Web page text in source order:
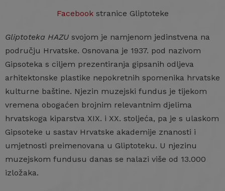
Facebookstranice Gliptoteke
Gliptoteka HAZU svojom je namjenom jedinstvena na
području Hrvatske. Osnovana je 1937. pod nazivom
Gipsoteka s ciljem prezentiranja gipsanih odljeva
arhitektonske plastike nepokretnih spomenika hrvatske
kulturne baštine. Njezin muzejski fundus je tijekom
vremena obogaćen brojnim relevantnim djelima
hrvatskoga kiparstva XIX. i XX. stoljeća, pa je s ulaskom
Gipsoteke u sastav Hrvatske akademije znanosti i
umjetnosti preimenovana u Gliptoteku. U njezinu
muzejskom fundusu danas se nalazi više od 13.000
izložaka.